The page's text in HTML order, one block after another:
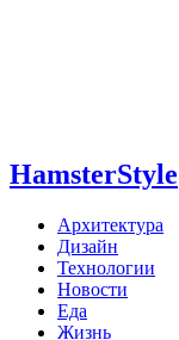
HamsterStyle
Архитектура
Дизайн
Технологии
Новости
Еда
Жизнь